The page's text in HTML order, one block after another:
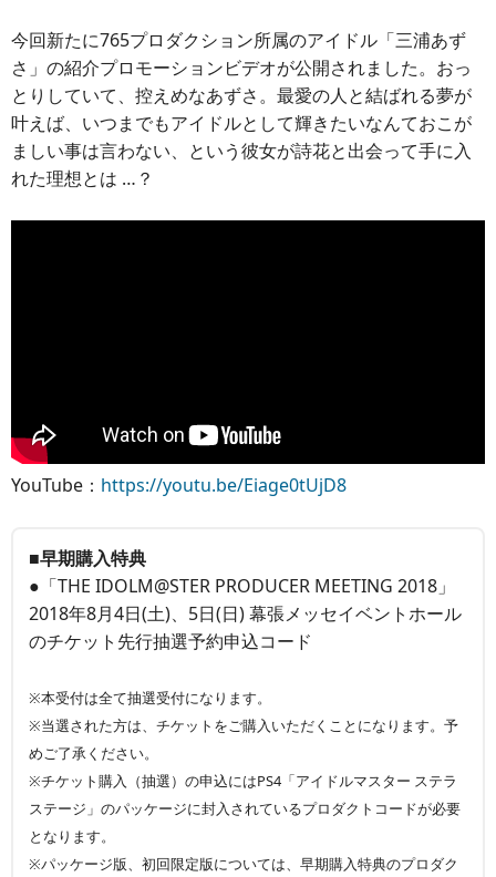
今回新たに765プロダクション所属のアイドル「三浦あず
さ」の紹介プロモーションビデオが公開されました。おっ
とりしていて、控えめなあずさ。最愛の人と結ばれる夢が
叶えば、いつまでもアイドルとして輝きたいなんておこが
ましい事は言わない、という彼女が詩花と出会って手に入
れた理想とは …？
YouTube： https://youtu.be/Eiage0tUjD8
■早期購入特典
●「THE IDOLM@STER PRODUCER MEETING 2018」
2018年8月4日(土)、5日(日) 幕張メッセイベントホール
のチケット先行抽選予約申込コード
※本受付は全て抽選受付になります。
※当選された方は、チケットをご購入いただくことになります。予
めご了承ください。
※チケット購入（抽選）の申込にはPS4「アイドルマスター ステラ
ステージ」のパッケージに封入されているプロダクトコードが必要
となります。
※パッケージ版、初回限定版については、早期購入特典のプロダク